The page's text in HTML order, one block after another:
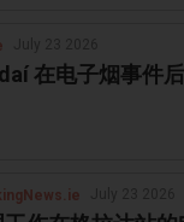
在电子烟事件